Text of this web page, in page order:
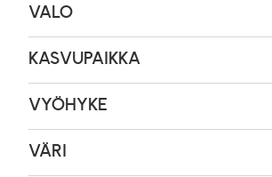
VALO
KASVUPAIKKA
VYÖHYKE
VÄRI